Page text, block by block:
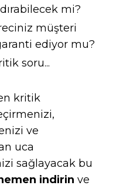
mi?
müşteri
ediyor mu?
soru...
kritik
ve
uca
sağlayacak bu
indirin ve